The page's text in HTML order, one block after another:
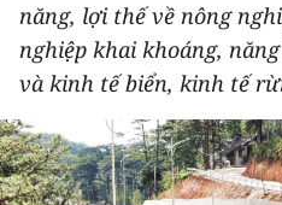
PHÁP LUẬT
DU LỊCH
THẾ GIỚI
THỂ THAO
năng, lợi thế về nông
nghiệp khai khoáng,
và kinh tế biển, kinh tế